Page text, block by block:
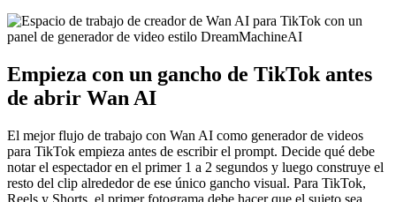
Empieza con un gancho de TikTok antes
de abrir Wan AI
El mejor flujo de trabajo con Wan AI como generador de videos
para TikTok empieza antes de escribir el prompt. Decide qué debe
notar el espectador en el primer 1 a 2 segundos y luego construye el
resto del clip alrededor de ese único gancho visual. Para TikTok,
Reels y Shorts, el primer fotograma debe hacer que el sujeto sea